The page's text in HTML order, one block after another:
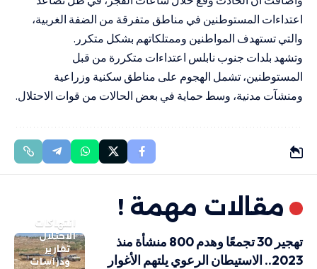
اعتداءات المستوطنين في مناطق متفرقة من الضفة الغربية،
والتي تستهدف المواطنين وممتلكاتهم بشكل متكرر.
وتشهد بلدات جنوب نابلس اعتداءات متكررة من قبل
المستوطنين، تشمل الهجوم على مناطق سكنية وزراعية
ومنشآت مدنية، وسط حماية في بعض الحالات من قوات الاحتلال.
مقالات مهمة !
انتهاكات
الاحتلال
تقارير
ودراسات
تهجير 30 تجمعًا وهدم 800 منشأة منذ
2023.. الاستيطان الرعوي يلتهم الأغوار